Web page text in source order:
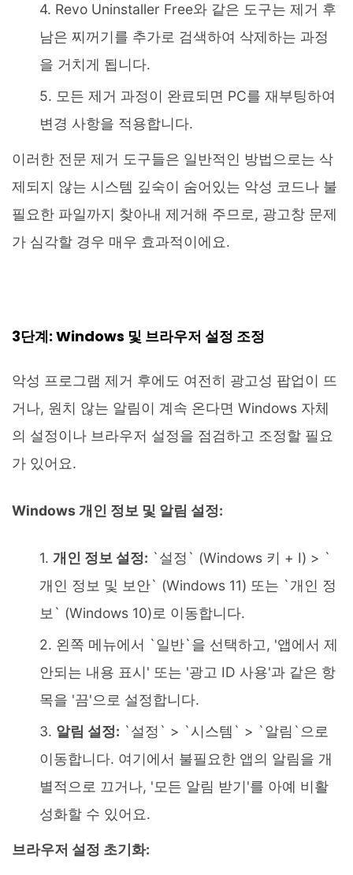
Revo Uninstaller Free와 같은 도구는 제거 후
남은 찌꺼기를 추가로 검색하여 삭제하는 과정
을 거치게 됩니다.
모든 제거 과정이 완료되면 PC를 재부팅하여
변경 사항을 적용합니다.
이러한 전문 제거 도구들은 일반적인 방법으로는 삭
제되지 않는 시스템 깊숙이 숨어있는 악성 코드나 불
필요한 파일까지 찾아내 제거해 주므로, 광고창 문제
가 심각할 경우 매우 효과적이에요.
3단계: Windows 및 브라우저 설정 조정
악성 프로그램 제거 후에도 여전히 광고성 팝업이 뜨
거나, 원치 않는 알림이 계속 온다면 Windows 자체
의 설정이나 브라우저 설정을 점검하고 조정할 필요
가 있어요.
Windows 개인 정보 및 알림 설정:
개인 정보 설정: `설정` (Windows 키 + I) > `
개인 정보 및 보안` (Windows 11) 또는 `개인 정
보` (Windows 10)로 이동합니다.
왼쪽 메뉴에서 `일반`을 선택하고, '앱에서 제
안되는 내용 표시' 또는 '광고 ID 사용'과 같은 항
목을 '끔'으로 설정합니다.
알림 설정: `설정` > `시스템` > `알림`으로
이동합니다. 여기에서 불필요한 앱의 알림을 개
별적으로 끄거나, '모든 알림 받기'를 아예 비활
성화할 수 있어요.
브라우저 설정 초기화: